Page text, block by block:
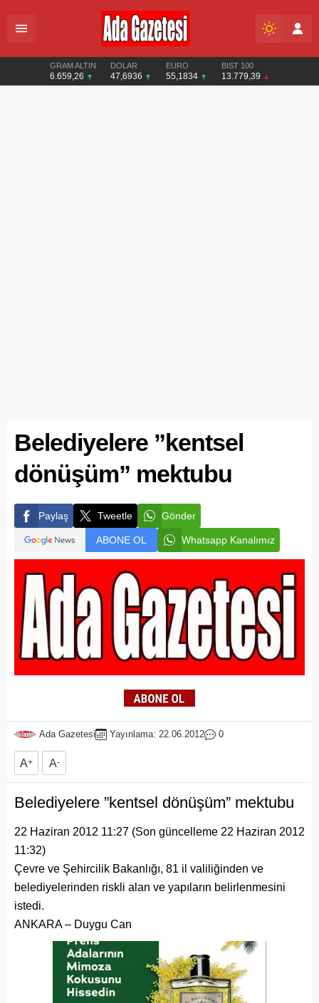
GRAM ALTIN
6.659,26
DOLAR
47,6936
EURO
55,1834
BIST 100
13.779,39
Belediyelere ”kentsel
dönüşüm” mektubu
Paylaş Tweetle Gönder
ABONE OL Whatsapp Kanalımız
Ada Gazetesi Yayınlama: 22.06.2012 0
A+ A-
Belediyelere ”kentsel dönüşüm” mektubu
22 Haziran 2012 11:27 (Son güncelleme 22 Haziran 2012
11:32)
Çevre ve Şehircilik Bakanlığı, 81 il valiliğinden ve
belediyelerinden riskli alan ve yapıların belirlenmesini
istedi.
ANKARA – Duygu Can